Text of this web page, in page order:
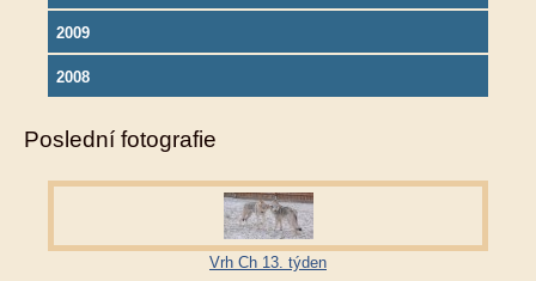
2009
2008
Poslední fotografie
Vrh Ch 13. týden